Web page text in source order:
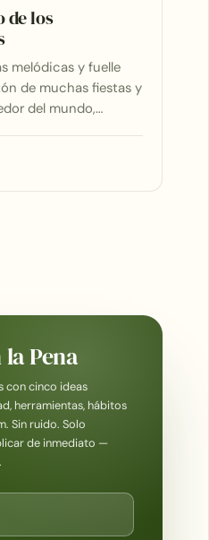
de los
melódicas y fuelle
de muchas fiestas y
del mundo,…
Pena
con cinco ideas
herramientas, hábitos
Sin ruido. Solo
de inmediato —